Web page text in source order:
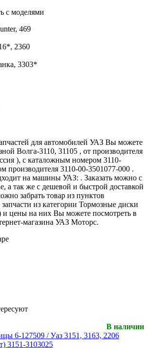
с моделями
469
2360
3303*
для автомобилей УАЗ Вы можете
Волга-3110, 31105 , от производителя
), с каталожным номером 3110-
производителя 3110-00-3501077-000 .
на машины УАЗ: . Заказать можно с
а так же с дешевой и быстрой доставкой
забрать товар из пунктов
из категории Тормозные диски
и цены на них Вы можете посмотреть в
магазина УАЗ Моторс.
В наличии